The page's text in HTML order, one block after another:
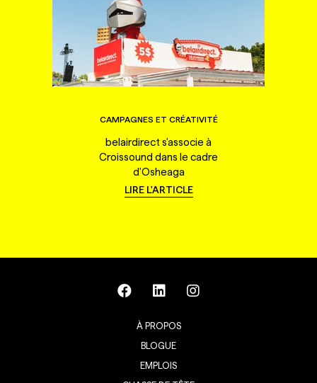
CAMPAGNES ET CRÉATIVITÉ
belairdirect s'associe à
Croissound dans le cadre
d'Osheaga
LIRE L'ARTICLE
À PROPOS
BLOGUE
EMPLOIS